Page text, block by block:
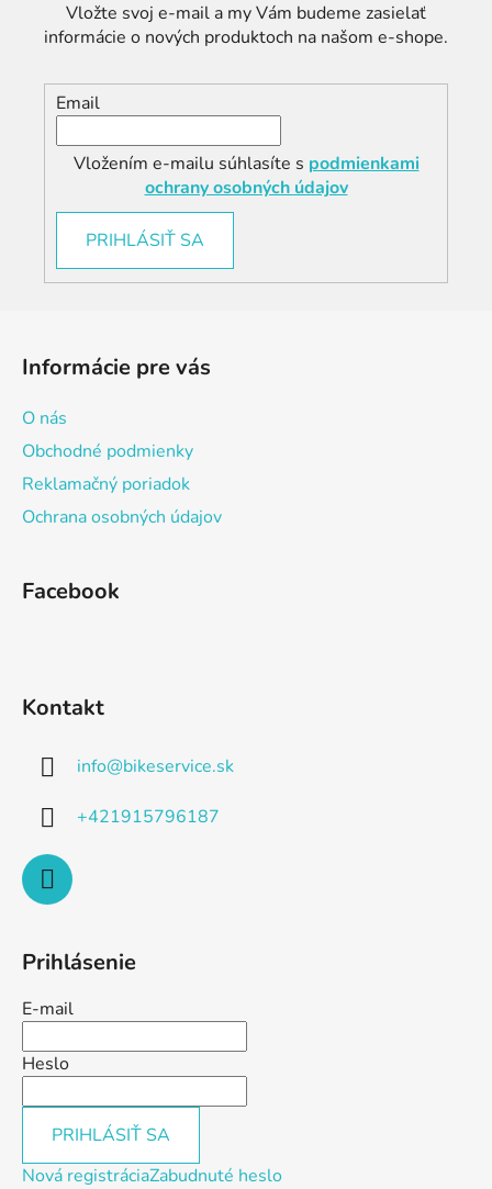
Vložte svoj e-mail a my Vám budeme zasielať
informácie o nových produktoch na našom e-shope.
Email
Vložením e-mailu súhlasíte s podmienkami
ochrany osobných údajov
PRIHLÁSIŤ SA
Informácie pre vás
O nás
Obchodné podmienky
Reklamačný poriadok
Ochrana osobných údajov
Facebook
Kontakt
info@bikeservice.sk
+421915796187
Prihlásenie
E-mail
Heslo
PRIHLÁSIŤ SA
Nová registráciaZabudnuté heslo